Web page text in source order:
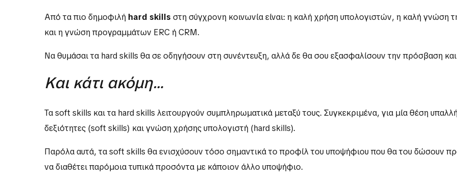
Από τα πιο δημοφιλή hard skills στη σύγχρονη κοινωνία είναι: η καλή χρήση υπολογιστών, η καλή γνώση
και η γνώση προγραμμάτων ΕRC ή CRM.
Να θυμάσαι τα hard skills θα σε οδηγήσουν στη συνέντευξη, αλλά δε θα σου εξασφαλίσουν την πρόσβαση
Και κάτι ακόμη…
Τα soft skills και τα hard skills λειτουργούν συμπληρωματικά μεταξύ τους. Συγκεκριμένα, για μία θέση
δεξιότητες (soft skills) και γνώση χρήσης υπολογιστή (hard skills).
Παρόλα αυτά, τα soft skills θα ενισχύσουν τόσο σημαντικά το προφίλ του υποψήφιου που θα του δώσουν
να διαθέτει παρόμοια τυπικά προσόντα με κάποιον άλλο υποψήφιο.